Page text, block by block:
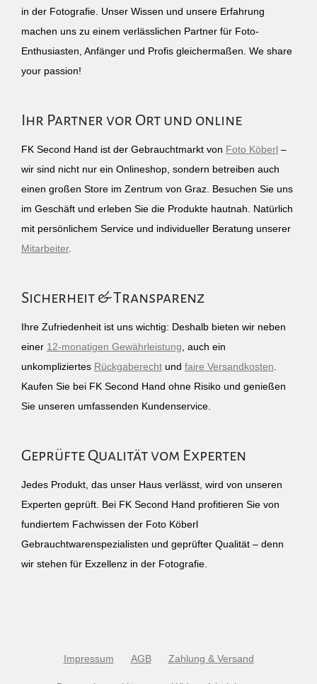
in der Fotografie. Unser Wissen und unsere Erfahrung
machen uns zu einem verlässlichen Partner für Foto-
Enthusiasten, Anfänger und Profis gleichermaßen. We share
your passion!
Ihr Partner vor Ort und online
FK Second Hand ist der Gebrauchtmarkt von Foto Köberl –
wir sind nicht nur ein Onlineshop, sondern betreiben auch
einen großen Store im Zentrum von Graz. Besuchen Sie uns
im Geschäft und erleben Sie die Produkte hautnah. Natürlich
mit persönlichem Service und individueller Beratung unserer
Mitarbeiter.
Sicherheit & Transparenz
Ihre Zufriedenheit ist uns wichtig: Deshalb bieten wir neben
einer 12-monatigen Gewährleistung , auch ein
unkompliziertes Rückgaberecht und faire Versandkosten
Kaufen Sie bei FK Second Hand ohne Risiko und genießen
Sie unseren umfassenden Kundenservice.
Geprüfte Qualität vom Experten
Jedes Produkt, das unser Haus verlässt, wird von unseren
Experten geprüft. Bei FK Second Hand profitieren Sie von
fundiertem Fachwissen der Foto Köberl
Gebrauchtwarenspezialisten und geprüfter Qualität – denn
wir stehen für Exzellenz in der Fotografie.
Impressum AGB Zahlung & Versand